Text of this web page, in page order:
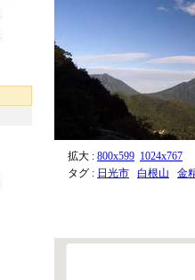
拡大 : 800x599 1024x767
タグ : 日光市 白根山 金